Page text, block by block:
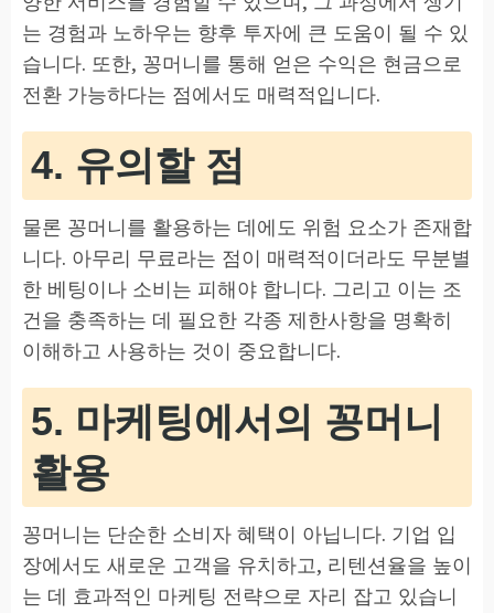
는 경험과 노하우는 향후 투자에 큰 도움이 될 수 있
습니다. 또한, 꽁머니를 통해 얻은 수익은 현금으로
전환 가능하다는 점에서도 매력적입니다.
4. 유의할 점
물론 꽁머니를 활용하는 데에도 위험 요소가 존재합
니다. 아무리 무료라는 점이 매력적이더라도 무분별
한 베팅이나 소비는 피해야 합니다. 그리고 이는 조
건을 충족하는 데 필요한 각종 제한사항을 명확히
이해하고 사용하는 것이 중요합니다.
5. 마케팅에서의 꽁머니
활용
꽁머니는 단순한 소비자 혜택이 아닙니다. 기업 입
장에서도 새로운 고객을 유치하고, 리텐션율을 높이
는 데 효과적인 마케팅 전략으로 자리 잡고 있습니